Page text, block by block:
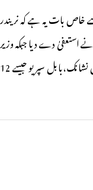
بات یہ ہے کہ نریندر
دے دیا جبکہ وزیر
آئی ٹی روی شنکر پرساد ، پرکاش جاوڈیکر ، رمیش پوکھریال نشانک،بابل سپریو جیسے 12